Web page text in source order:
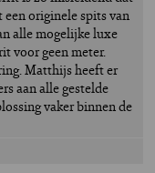
een originele spits van
alle mogelijke luxe
voor geen meter.
Matthijs heeft er
aan alle gestelde
vaker binnen de